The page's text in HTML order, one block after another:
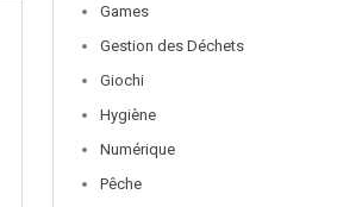
Games
Gestion des Déchets
Giochi
Hygiène
Numérique
Pêche